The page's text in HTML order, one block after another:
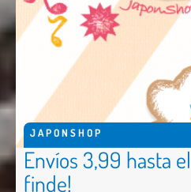
JAPONSHOP
Envíos 3,99 hasta
finde!